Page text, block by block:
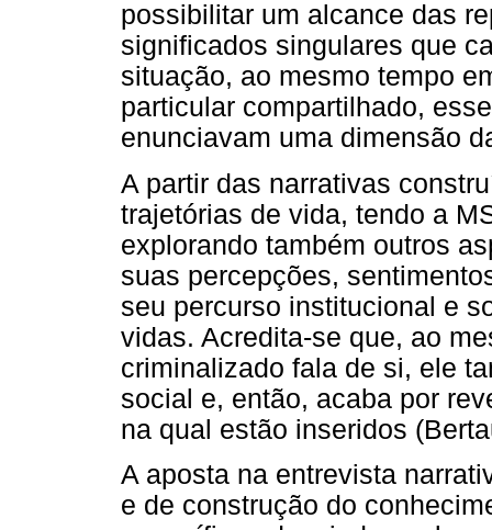
possibilitar um alcance das
significados singulares que
situação, ao mesmo tempo
particular compartilhado,
enunciavam uma dimensão
A partir das narrativas
trajetórias de vida, tendo a
explorando também outros
suas percepções,
seu percurso institucional e
vidas. Acredita-se que, ao
criminalizado fala de si, ele
social e, então, acaba por
na qual estão inseridos
A aposta na entrevista
e de construção do